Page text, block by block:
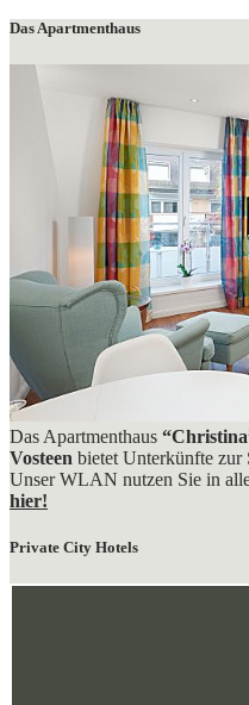
Das Apartmenthaus
Das Apartmenthaus
Vosteen bietet Unterkünfte zur
Unser WLAN nutzen Sie in
hier!
Private City Hotels